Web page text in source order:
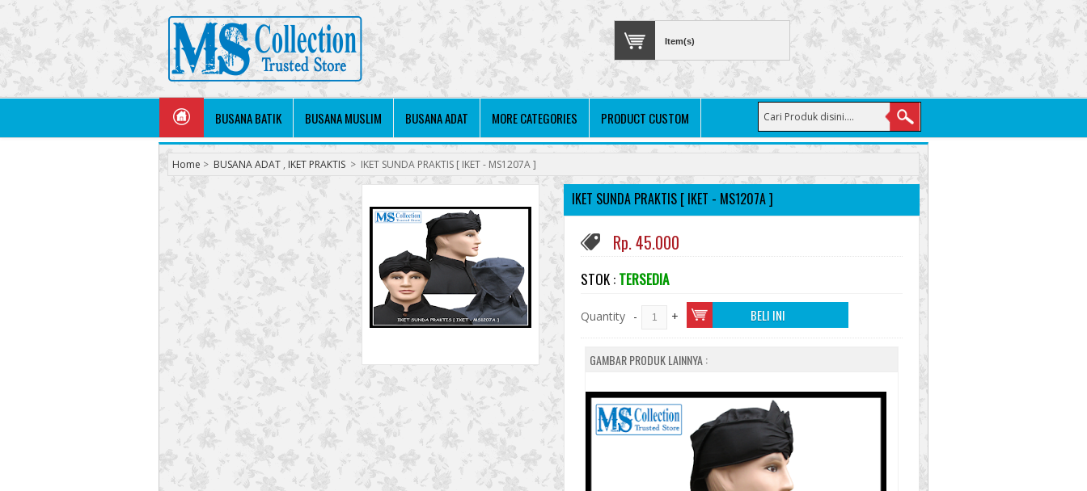
Item(s)
BUSANA BATIK BUSANA MUSLIM BUSANA ADAT MORE CATEGORIES PRODUCT CUSTOM
Home > BUSANA ADAT , IKET PRAKTIS > IKET SUNDA PRAKTIS [ IKET - MS1207A ]
IKET SUNDA PRAKTIS [ IKET - MS1207A ]
Rp. 45.000
STOK : TERSEDIA
Quantity - + BELI INI
GAMBAR PRODUK LAINNYA :